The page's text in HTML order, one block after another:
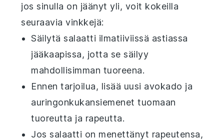
jos sinulla on jäänyt yli, voit kokeilla
seuraavia vinkkejä:
Säilytäsalaatti ilmatiiviissä astiassa
jääkaapissa, jotta se säilyy
mahdollisimman tuoreena.
Ennen tarjoilua, lisää uusi avokado ja
auringonkukansiemenet tuomaan
tuoreutta ja rapeutta.
Jossalaatti on menettänyt rapeutensa,